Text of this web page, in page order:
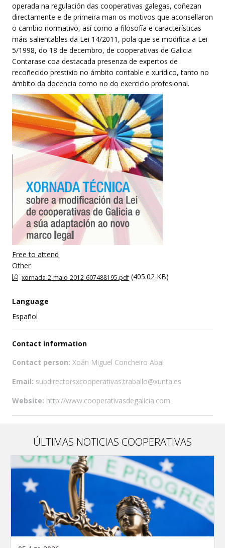
operada na regulación das cooperativas galegas, coñezan
directamente e de primeira man os motivos que aconsellaron
o cambio normativo, así como a filosofía e características
máis salientables da Lei 14/2011, pola que se modifica a Lei
5/1998, do 18 de decembro, de cooperativas de Galicia
Contarase coa destacada presenza de expertos de
recoñecido prestixio no ámbito contable e xurídico, tanto no
ámbito da docencia como no do exercicio profesional.
Free to attend
Other
xornada-2-maio-2012-607488195.pdf (405.02 KB)
Language
Español
Contact information
Contact person: Xoán Miguel Concheiro Abal
Email: subdirectorsxcooperativas.traballo@xunta.es
Website: http://www.cooperativasdegalicia.com
ÚLTIMAS NOTICIAS COOPERATIVAS